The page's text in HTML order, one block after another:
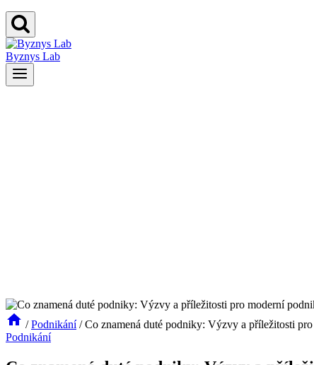
Byznys Lab
/ Podnikání / Co znamená duté podniky: Výzvy a příležitosti
Podnikání